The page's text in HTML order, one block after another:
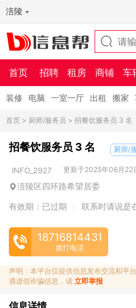
涪陵
首页 招聘 租房 商铺 车
装修 电脑 一室一厅 出租 搬家
首页 > 厨师/服务员 > 招餐饮服务员 3 名
招餐饮服务员 3 名 厨师/
INFO_2927 更新于2025年06月22
涪陵区四环路希望居委
有效期：已过期
联系时请说是
18716814431
拨打电话
声明：本平台仅提供信息发布交流和平
遇虚假诈骗信息，请 立即举报
信息详情